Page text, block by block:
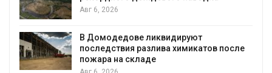
пределы экологических расчётов
Авг 5, 2026